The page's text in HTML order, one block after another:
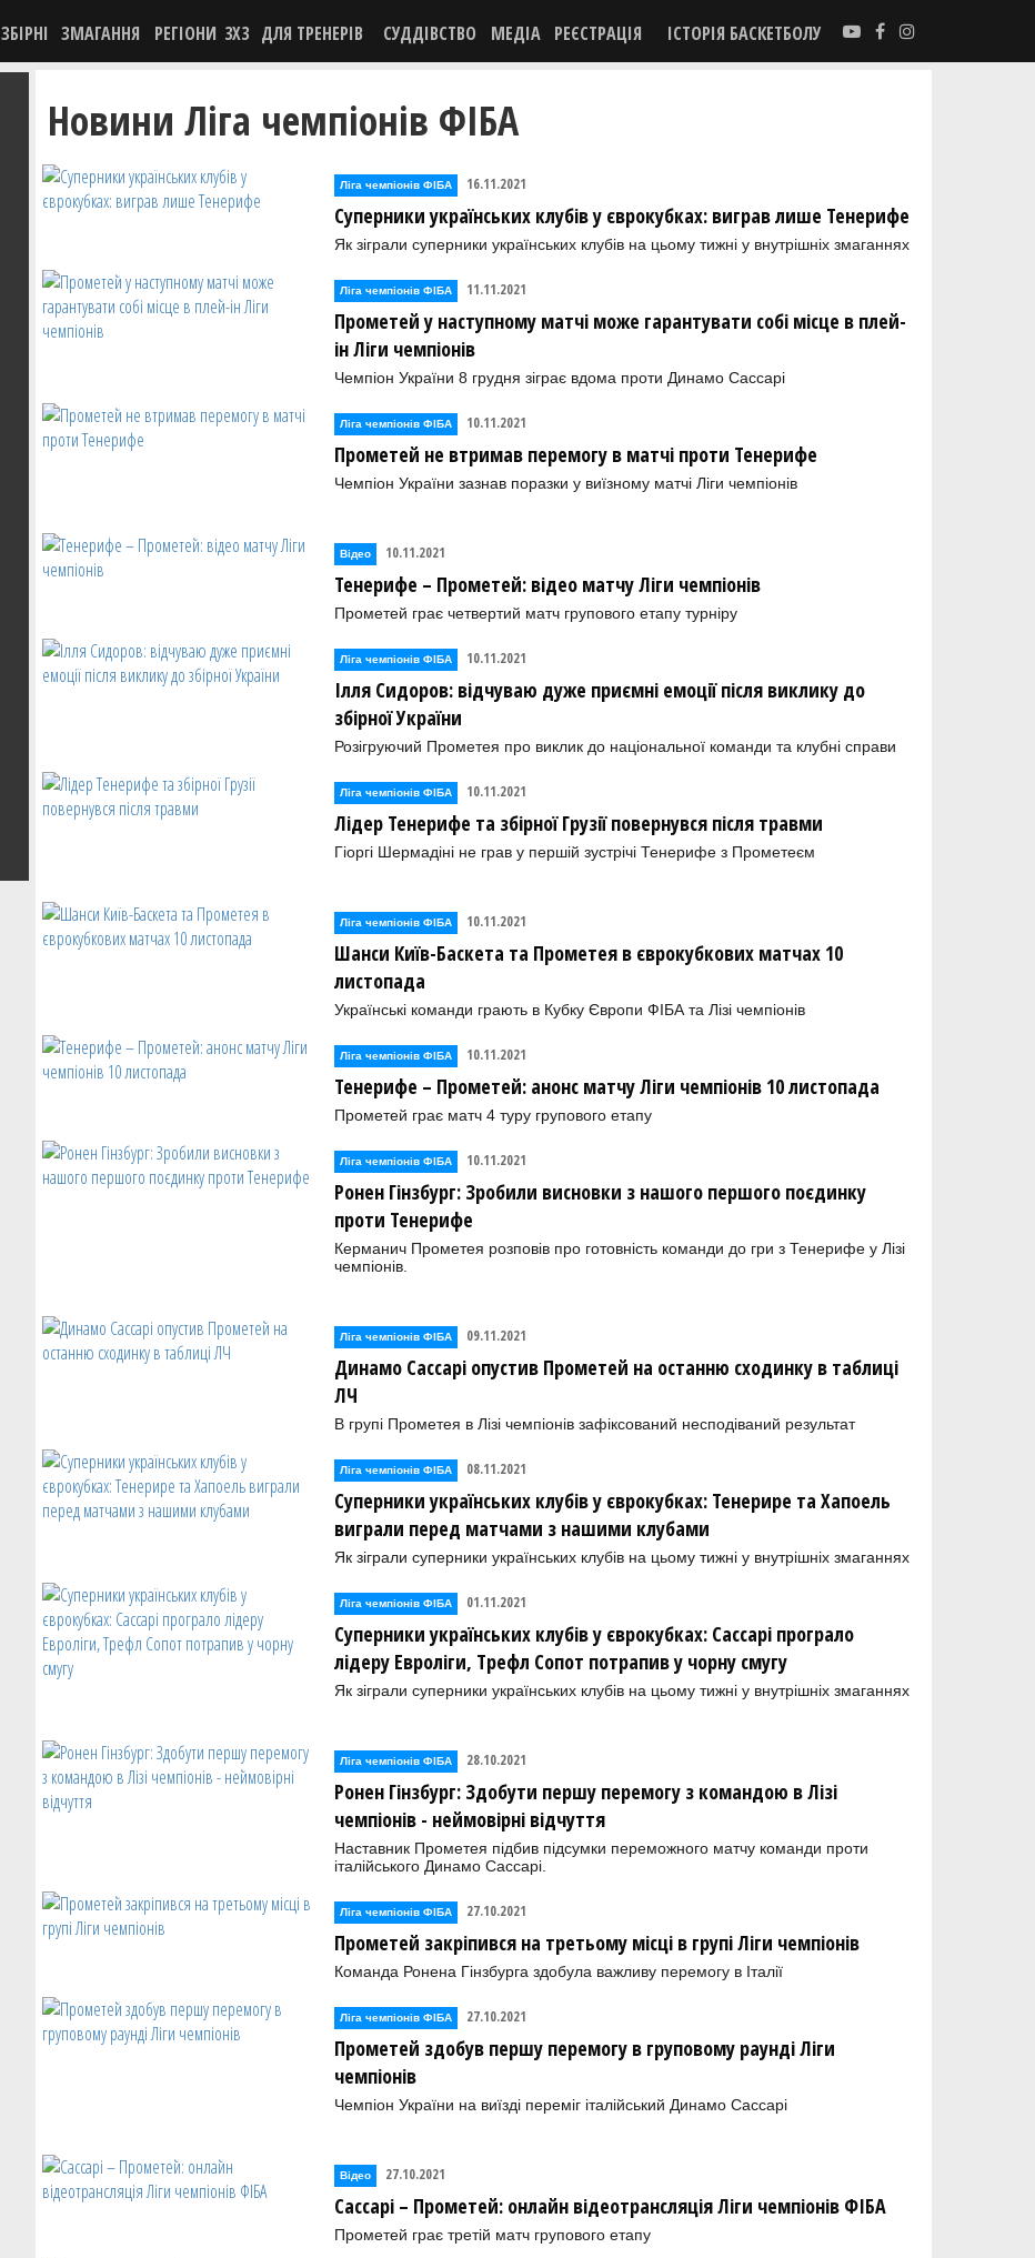
ЗБІРНІ ЗМАГАННЯ РЕГІОНИ 3X3 ДЛЯ ТРЕНЕРІВ СУДДІВСТВО МЕДІА РЕЄСТРАЦІЯ ІСТОРІЯ БАСКЕТБОЛУ
Новини Ліга чемпіонів ФІБА
Ліга чемпіонів ФІБА 16.11.2021
Суперники українських клубів у єврокубках: виграв лише Тенерифе
Як зіграли суперники українських клубів на цьому тижні у внутрішніх змаганнях
Ліга чемпіонів ФІБА 11.11.2021
Прометей у наступному матчі може гарантувати собі місце в плей-
ін Ліги чемпіонів
Чемпіон України 8 грудня зіграє вдома проти Динамо Сассарі
Ліга чемпіонів ФІБА 10.11.2021
Прометей не втримав перемогу в матчі проти Тенерифе
Чемпіон України зазнав поразки у виїзному матчі Ліги чемпіонів
Відео 10.11.2021
Тенерифе – Прометей: відео матчу Ліги чемпіонів
Прометей грає четвертий матч групового етапу турніру
Ліга чемпіонів ФІБА 10.11.2021
Ілля Сидоров: відчуваю дуже приємні емоції після виклику до
збірної України
Розігруючий Прометея про виклик до національної команди та клубні справи
Ліга чемпіонів ФІБА 10.11.2021
Лідер Тенерифе та збірної Грузії повернувся після травми
Гіоргі Шермадіні не грав у першій зустрічі Тенерифе з Прометеєм
Ліга чемпіонів ФІБА 10.11.2021
Шанси Київ-Баскета та Прометея в єврокубкових матчах 10
листопада
Українські команди грають в Кубку Європи ФІБА та Лізі чемпіонів
Ліга чемпіонів ФІБА 10.11.2021
Тенерифе – Прометей: анонс матчу Ліги чемпіонів 10 листопада
Прометей грає матч 4 туру групового етапу
Ліга чемпіонів ФІБА 10.11.2021
Ронен Гінзбург: Зробили висновки з нашого першого поєдинку
проти Тенерифе
Керманич Прометея розповів про готовність команди до гри з Тенерифе у Лізі
чемпіонів.
Ліга чемпіонів ФІБА 09.11.2021
Динамо Сассарі опустив Прометей на останню сходинку в таблиці
ЛЧ
В групі Прометея в Лізі чемпіонів зафіксований несподіваний результат
Ліга чемпіонів ФІБА 08.11.2021
Суперники українських клубів у єврокубках: Тенерире та Хапоель
виграли перед матчами з нашими клубами
Як зіграли суперники українських клубів на цьому тижні у внутрішніх змаганнях
Ліга чемпіонів ФІБА 01.11.2021
Суперники українських клубів у єврокубках: Сассарі програло
лідеру Евроліги, Трефл Сопот потрапив у чорну смугу
Як зіграли суперники українських клубів на цьому тижні у внутрішніх змаганнях
Ліга чемпіонів ФІБА 28.10.2021
Ронен Гінзбург: Здобути першу перемогу з командою в Лізі
чемпіонів - неймовірні відчуття
Наставник Прометея підбив підсумки переможного матчу команди проти
італійського Динамо Сассарі.
Ліга чемпіонів ФІБА 27.10.2021
Прометей закріпився на третьому місці в групі Ліги чемпіонів
Команда Ронена Гінзбурга здобула важливу перемогу в Італії
Ліга чемпіонів ФІБА 27.10.2021
Прометей здобув першу перемогу в груповому раунді Ліги
чемпіонів
Чемпіон України на виїзді переміг італійський Динамо Сассарі
Відео 27.10.2021
Сассарі – Прометей: онлайн відеотрансляція Ліги чемпіонів ФІБА
Прометей грає третій матч групового етапу